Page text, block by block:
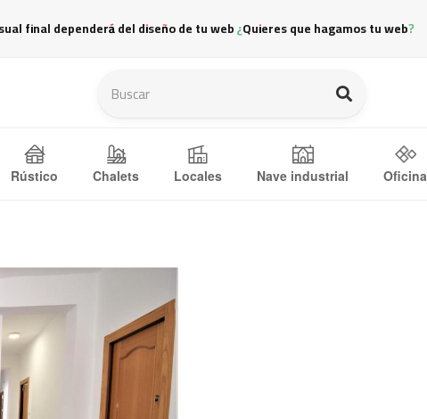
final dependerá del diseño de tu web ¿Quieres que hagamos tu web?
Rústico Chalets Locales Nave industrial Oficina